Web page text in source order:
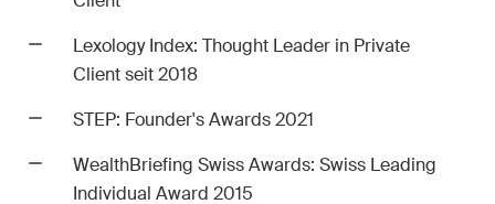
Lexology Index: Thought Leader in Private
Client seit 2018
STEP: Founder's Awards 2021
WealthBriefing Swiss Awards: Swiss Leading
Individual Award 2015
sich